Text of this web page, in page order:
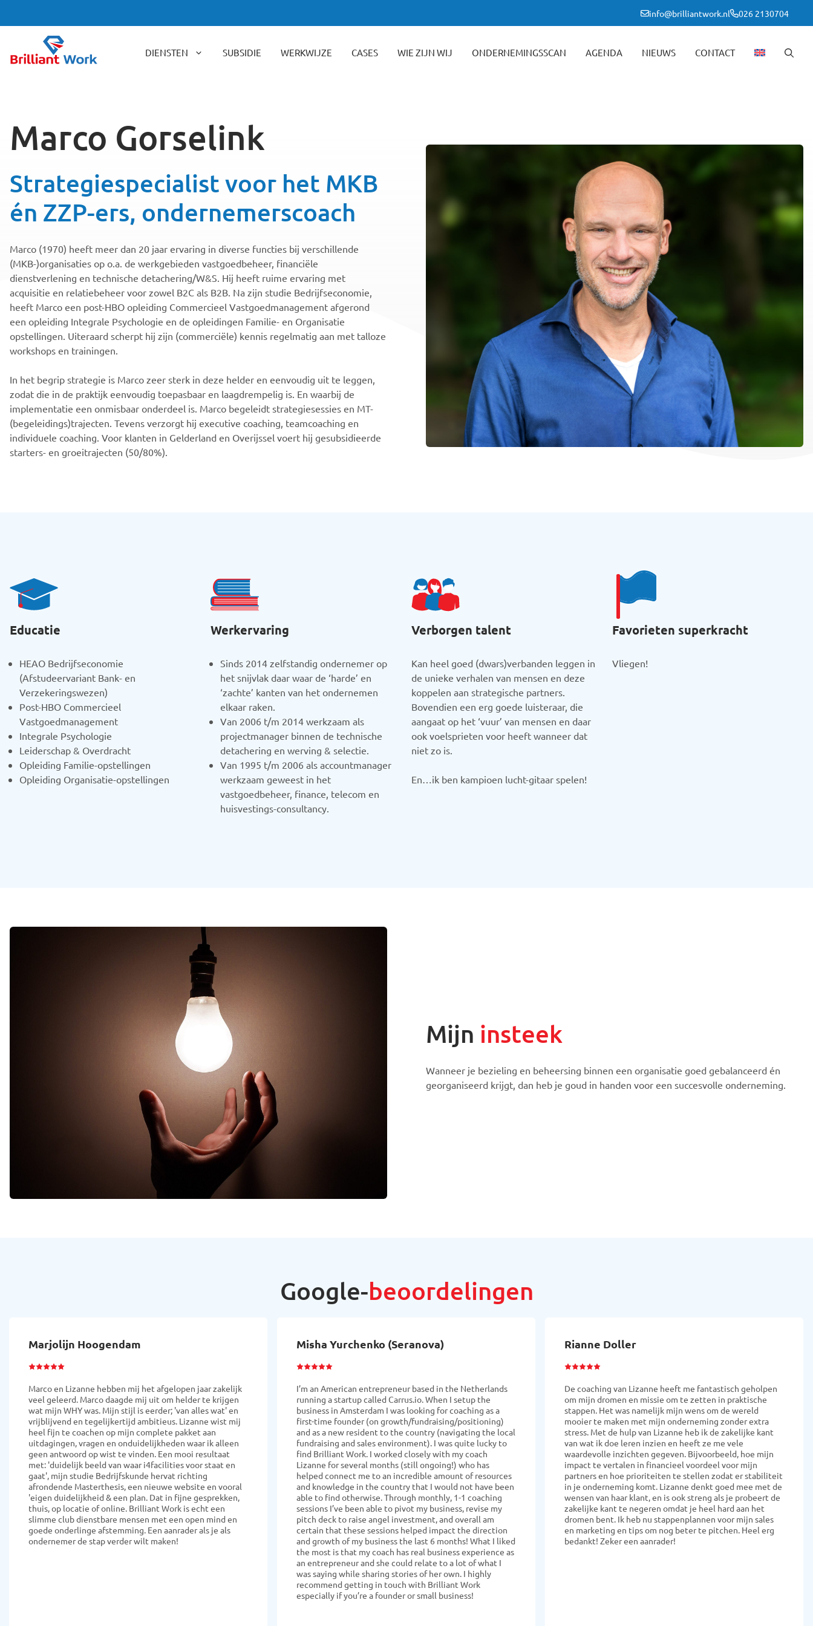
inhoud
info@brilliantwork.nl 026 2130704
DIENSTEN SUBSIDIE WERKWIJZE CASES WIE ZIJN WIJ ONDERNEMINGSSCAN AGENDA NIEUWS CONTACT
Marco Gorselink
Strategiespecialist voor het MKB
én ZZP-ers, ondernemerscoach
Marco (1970) heeft meer dan 20 jaar ervaring in diverse functies bij verschillende
(MKB-)organisaties op o.a. de werkgebieden vastgoedbeheer, financiële
dienstverlening en technische detachering/W&S. Hij heeft ruime ervaring met
acquisitie en relatiebeheer voor zowel B2C als B2B. Na zijn studie Bedrijfseconomie,
heeft Marco een post-HBO opleiding Commercieel Vastgoedmanagement afgerond
een opleiding Integrale Psychologie en de opleidingen Familie- en Organisatie
opstellingen. Uiteraard scherpt hij zijn (commerciële) kennis regelmatig aan met talloze
workshops en trainingen.
In het begrip strategie is Marco zeer sterk in deze helder en eenvoudig uit te leggen,
zodat die in de praktijk eenvoudig toepasbaar en laagdrempelig is. En waarbij de
implementatie een onmisbaar onderdeel is. Marco begeleidt strategiesessies en MT-
(begeleidings)trajecten. Tevens verzorgt hij executive coaching, teamcoaching en
individuele coaching. Voor klanten in Gelderland en Overijssel voert hij gesubsidieerde
starters- en groeitrajecten (50/80%).
Educatie
HEAO Bedrijfseconomie
(Afstudeervariant Bank- en
Verzekeringswezen)
Post-HBO Commercieel
Vastgoedmanagement
Integrale Psychologie
Leiderschap & Overdracht
Opleiding Familie-opstellingen
Opleiding Organisatie-opstellingen
Werkervaring
Sinds 2014 zelfstandig ondernemer op
het snijvlak daar waar de ‘harde’ en
‘zachte’ kanten van het ondernemen
elkaar raken.
Van 2006 t/m 2014 werkzaam als
projectmanager binnen de technische
detachering en werving & selectie.
Van 1995 t/m 2006 als accountmanager
werkzaam geweest in het
vastgoedbeheer, finance, telecom en
huisvestings-consultancy.
Verborgen talent
Kan heel goed (dwars)verbanden leggen in
de unieke verhalen van mensen en deze
koppelen aan strategische partners.
Bovendien een erg goede luisteraar, die
aangaat op het ‘vuur’ van mensen en daar
ook voelsprieten voor heeft wanneer dat
niet zo is.
En…ik ben kampioen lucht-gitaar spelen!
Favorieten superkracht
Vliegen!
Mijn insteek
Wanneer je bezieling en beheersing binnen een organisatie goed gebalanceerd én
georganiseerd krijgt, dan heb je goud in handen voor een succesvolle onderneming.
Google-beoordelingen
Misha Yurchenko (Seranova)
I’m an American entrepreneur based in the Netherlands
running a startup called Carrus.io. When I setup the
business in Amsterdam I was looking for coaching as a
first-time founder (on growth/fundraising/positioning)
and as a new resident to the country (navigating the local
fundraising and sales environment). I was quite lucky to
find Brilliant Work. I worked closely with my coach
Lizanne for several months (still ongoing!) who has
helped connect me to an incredible amount of resources
and knowledge in the country that I would not have been
able to find otherwise. Through monthly, 1-1 coaching
sessions I’ve been able to pivot my business, revise my
pitch deck to raise angel investment, and overall am
certain that these sessions helped impact the direction
and growth of my business the last 6 months! What I liked
Rianne Doller
De coaching van Lizanne heeft me fantastisch geholpen
om mijn dromen en missie om te zetten in praktische
stappen. Het was namelijk mijn wens om de wereld
mooier te maken met mijn onderneming zonder extra
stress. Met de hulp van Lizanne heb ik de zakelijke kant
van wat ik doe leren inzien en heeft ze me vele
waardevolle inzichten gegeven. Bijvoorbeeld, hoe mijn
impact te vertalen in financieel voordeel voor mijn
partners en hoe prioriteiten te stellen zodat er stabiliteit
in je onderneming komt. Lizanne denkt goed mee met de
wensen van haar klant, en is ook streng als je probeert de
zakelijke kant te negeren omdat je heel hard aan het
dromen bent. Ik heb nu stappenplannen voor mijn sales
en marketing en tips om nog beter te pitchen. Heel erg
bedankt! Zeker een aanrader!
Marjolijn Hoogendam
Marco en Lizanne hebben mij het afgelopen jaar zakelijk
veel geleerd. Marco daagde mij uit om helder te krijgen
wat mijn WHY was. Mijn stijl is eerder; 'van alles wat' en
vrijblijvend en tegelijkertijd ambitieus. Lizanne wist mij
heel fijn te coachen op mijn complete pakket aan
uitdagingen, vragen en onduidelijkheden waar ik alleen
geen antwoord op wist te vinden. Een mooi resultaat
met: 'duidelijk beeld van waar i4facilities voor staat en
gaat', mijn studie Bedrijfskunde hervat richting
afrondende Masterthesis, een nieuwe website en vooral
'eigen duidelijkheid & een plan. Dat in fijne gesprekken,
thuis, op locatie of online. Brilliant Work is echt een
slimme club dienstbare mensen met een open mind en
goede onderlinge afstemming. Een aanrader als je als
ondernemer de stap verder wilt maken!